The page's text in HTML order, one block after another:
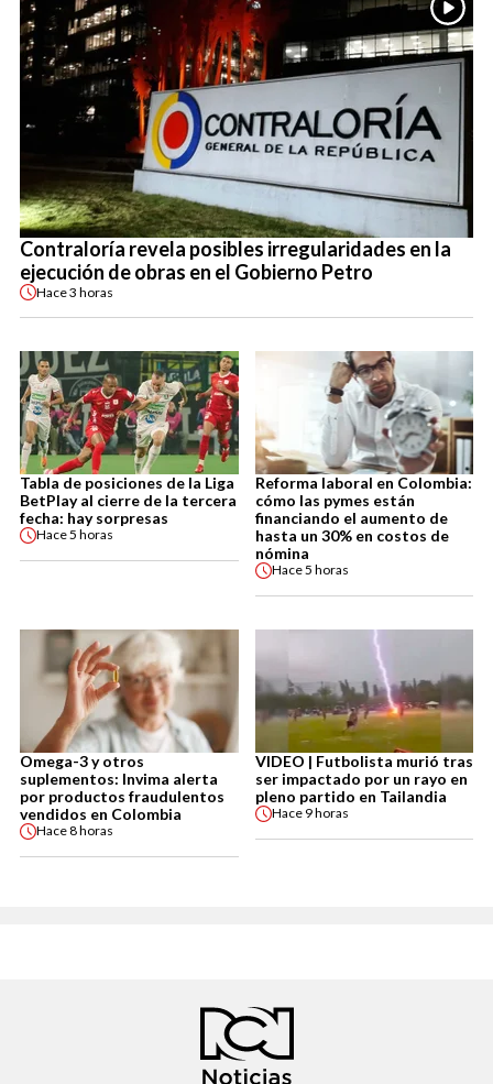
Contraloría revela posibles irregularidades en la
ejecución de obras en el Gobierno Petro
Hace3 horas
Tabla de posiciones de la Liga
BetPlay al cierre de la tercera
fecha: hay sorpresas
Hace5 horas
Reforma laboral en Colombia:
cómo las pymes están
financiando el aumento de
hasta un 30% en costos de
nómina
Hace5 horas
Omega-3 y otros
suplementos: Invima alerta
por productos fraudulentos
vendidos en Colombia
Hace8 horas
VIDEO | Futbolista murió tras
ser impactado por un rayo en
pleno partido en Tailandia
Hace 9 horas